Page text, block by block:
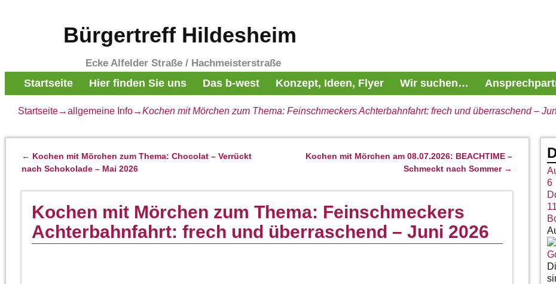
Bürgertreff Hildesheim
Ecke Alfelder Straße / Hachmeisterstraße
Startseite Hier finden Sie uns Das b-west Konzept, Ideen, Flyer Wir suchen…
Startseite→allgemeine Info→Kochen mit Mörchen zum Thema: Feinschmeckers Achterbahnfahrt: frech und überraschend –
Artikelnavigation
← Kochen mit Mörchen zum Thema: Chocolat – Verrückt
nach Schokolade – Mai 2026
Kochen mit Mörchen am 08.07.2026: BEACHTIME –
Schmeckt nach Sommer →
Kochen mit Mörchen zum Thema: Feinschmeckers
Achterbahnfahrt: frech und überraschend – Juni 2026
6